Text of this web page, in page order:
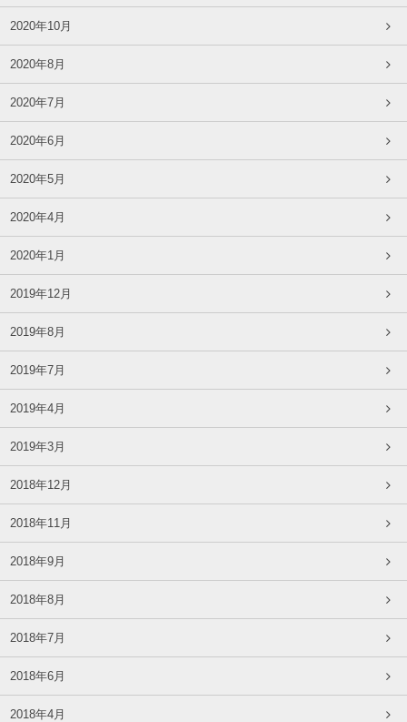
2020年10月
2020年8月
2020年7月
2020年6月
2020年5月
2020年4月
2020年1月
2019年12月
2019年8月
2019年7月
2019年4月
2019年3月
2018年12月
2018年11月
2018年9月
2018年8月
2018年7月
2018年6月
2018年4月